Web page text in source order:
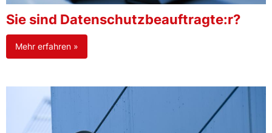
Sie sind Datenschutzbeauftragte:r?
Mehr erfahren »